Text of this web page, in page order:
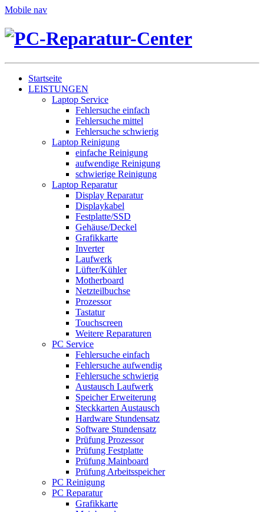
Mobile nav
Startseite
LEISTUNGEN
Laptop Service
Fehlersuche einfach
Fehlersuche mittel
Fehlersuche schwierig
Laptop Reinigung
einfache Reinigung
aufwendige Reinigung
schwierige Reinigung
Laptop Reparatur
Display Reparatur
Displaykabel
Festplatte/SSD
Gehäuse/Deckel
Grafikkarte
Inverter
Laufwerk
Lüfter/Kühler
Motherboard
Netzteilbuchse
Prozessor
Tastatur
Touchscreen
Weitere Reparaturen
PC Service
Fehlersuche einfach
Fehlersuche aufwendig
Fehlersuche schwierig
Austausch Laufwerk
Speicher Erweiterung
Steckkarten Austausch
Hardware Stundensatz
Software Stundensatz
Prüfung Prozessor
Prüfung Festplatte
Prüfung Mainboard
Prüfung Arbeitsspeicher
PC Reinigung
PC Reparatur
Grafikkarte